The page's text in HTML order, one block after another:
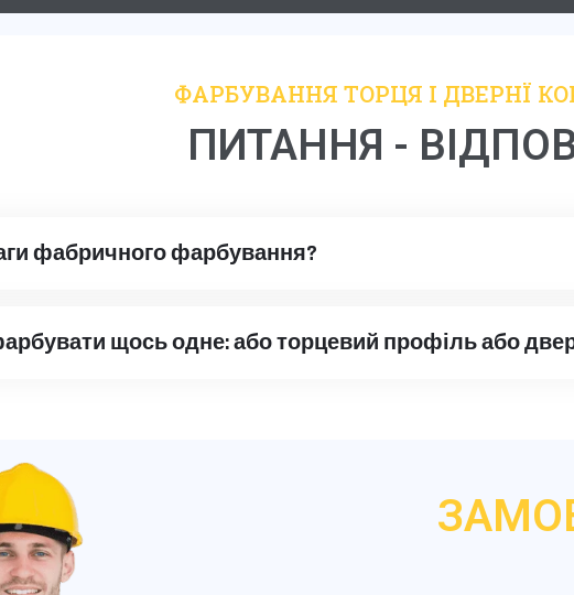
ФАРБУВАННЯ ТОРЦЯ І ДВЕРНЇ
ПИТАННЯ -
фабричного фарбування?
щось одне: або торцевий профіль або